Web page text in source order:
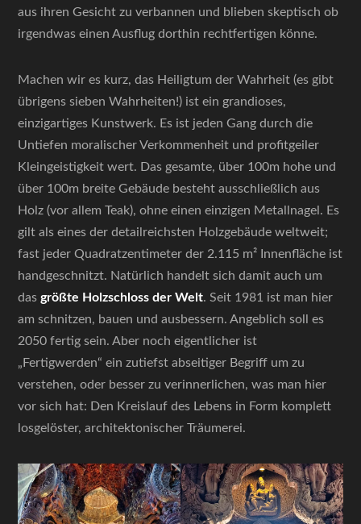
aus ihren Gesicht zu verbannen und blieben skeptisch ob
irgendwas einen Ausflug dorthin rechtfertigen könne.
Machen wir es kurz, das Heiligtum der Wahrheit (es gibt
übrigens sieben Wahrheiten!) ist ein grandioses,
einzigartiges Kunstwerk. Es ist jeden Gang durch die
Untiefen moralischer Verkommenheit und profitgeiler
Kleingeistigkeit wert. Das gesamte, über 100m hohe und
über 100m breite Gebäude besteht ausschließlich aus
Holz (vor allem Teak), ohne einen einzigen Metallnagel. Es
gilt als eines der detailreichsten Holzgebäude weltweit;
fast jeder Quadratzentimeter der 2.115 m² Innenfläche ist
handgeschnitzt. Natürlich handelt sich damit auch um
dasgrößte Holzschloss der Welt. Seit 1981 ist man hier
am schnitzen, bauen und ausbessern. Angeblich soll es
2050 fertig sein. Aber noch eigentlicher ist
„Fertigwerden“ ein zutiefst abseitiger Begriff um zu
verstehen, oder besser zu verinnerlichen, was man hier
vor sich hat: Den Kreislauf des Lebens in Form komplett
losgelöster, architektonischer Träumerei.